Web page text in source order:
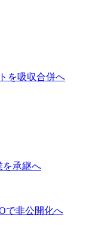
を吸収合併へ
を承継へ
で非公開化へ